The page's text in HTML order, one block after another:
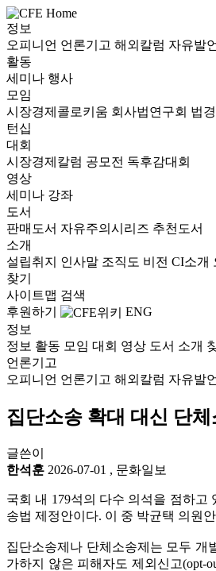
정보
오피니언 언론기고 해외칼럼 자유발
활동
세미나 행사
모임
시장경제콜로키움 회사법연구회 법
턴십
대회
시장경제칼럼 공모전 독후감대회
영상
세미나 강좌
도서
판매도서 자유주의시리즈 추천도서
소개
설립취지 인사말 조직도 비전 CI소개
찾기
사이트맵 검색
후원하기
ENG
정보
정보 활동 모임 대회 영상 도서 소개
언론기고
오피니언 언론기고 해외칼럼 자유발
집단소송 확대 대신 단
글쓴이
한석훈 2026-07-01 , 문화일보
국회 내 179석의 다수 의석을 점하
송법 제정안이다. 이 중 박균택 의원
집단소송제나 단체소송제는 모두 개
가하지 않은 피해자도 제외신고(opt-